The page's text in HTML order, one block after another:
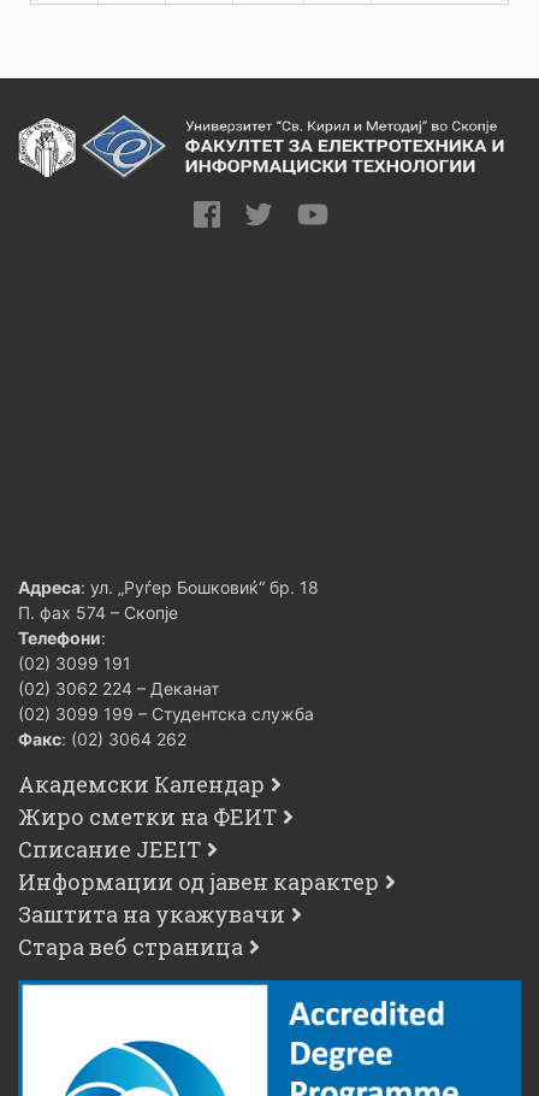
Адреса: ул. „Руѓер Бошковиќ“ бр. 18
П. фах 574 – Скопје
Телефони:
(02) 3099 191
(02) 3062 224 – Деканат
(02) 3099 199 – Студентска служба
Факс: (02) 3064 262
Академски Календар
Жиро сметки на ФЕИТ
Списание JEEIT
Информации од јавен карактер
Заштита на укажувачи
Стара веб страница